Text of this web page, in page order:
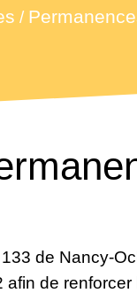
/
de Nancy-
de renforcer